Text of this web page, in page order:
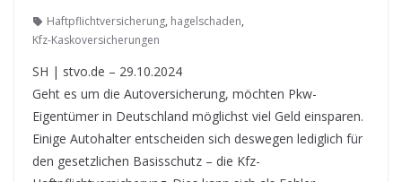
Haftpflichtversicherung, hagelschaden,
Kfz-Kaskoversicherungen
SH | stvo.de – 29.10.2024
Geht es um die Autoversicherung, möchten Pkw-
Eigentümer in Deutschland möglichst viel Geld einsparen.
Einige Autohalter entscheiden sich deswegen lediglich für
den gesetzlichen Basisschutz – die Kfz-